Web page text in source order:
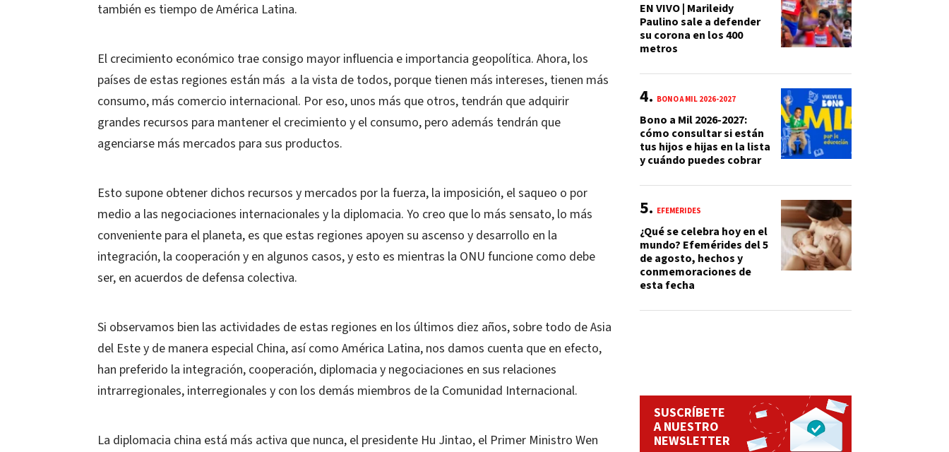
también es tiempo de América Latina.
El crecimiento económico trae consigo mayor influencia e importancia geopolítica. Ahora, los
países de estas regiones están más a la vista de todos, porque tienen más intereses, tienen más
consumo, más comercio internacional. Por eso, unos más que otros, tendrán que adquirir
grandes recursos para mantener el crecimiento y el consumo, pero además tendrán que
agenciarse más mercados para sus productos.
Esto supone obtener dichos recursos y mercados por la fuerza, la imposición, el saqueo o por
medio a las negociaciones internacionales y la diplomacia. Yo creo que lo más sensato, lo más
conveniente para el planeta, es que estas regiones apoyen su ascenso y desarrollo en la
integración, la cooperación y en algunos casos, y esto es mientras la ONU funcione como debe
ser, en acuerdos de defensa colectiva.
Si observamos bien las actividades de estas regiones en los últimos diez años, sobre todo de Asia
del Este y de manera especial China, así como América Latina, nos damos cuenta que en efecto,
han preferido la integración, cooperación, diplomacia y negociaciones en sus relaciones
intrarregionales, interregionales y con los demás miembros de la Comunidad Internacional.
La diplomacia china está más activa que nunca, el presidente Hu Jintao, el Primer Ministro Wen
EN VIVO | Marileidy
Paulino sale a defender
su corona en los 400
metros
BONO A MIL 2026-2027
Bono a Mil 2026-2027:
cómo consultar si están
tus hijos e hijas en la lista
y cuándo puedes cobrar
EFEMÉRIDES
¿Qué se celebra hoy en el
mundo? Efemérides del 5
de agosto, hechos y
conmemoraciones de
esta fecha
SUSCRÍBETE
A NUESTRO
NEWSLETTER